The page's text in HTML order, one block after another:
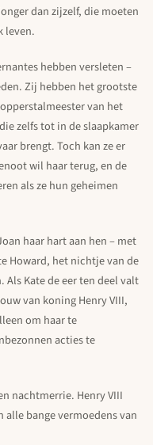
dan zijzelf, die moeten
leven.
hebben versleten –
Zij hebben het grootste
van het
zelfs tot in de slaapkamer
brengt. Toch kan ze er
wil haar terug, en de
als ze hun geheimen
haar hart aan hen – met
Howard, het nichtje van de
Kate de eer ten deel valt
van koning Henry VIII,
om haar te
acties te
nachtmerrie. Henry VIII
bange vermoedens van